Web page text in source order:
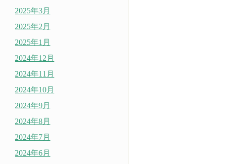
2025年3月
2025年2月
2025年1月
2024年12月
2024年11月
2024年10月
2024年9月
2024年8月
2024年7月
2024年6月